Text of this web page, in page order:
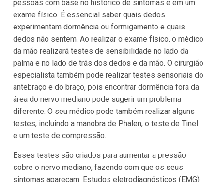
pessoas com base no histórico de sintomas e em um
exame físico. É essencial saber quais dedos
experimentam dormência ou formigamento e quais
dedos não sentem. Ao realizar o exame físico, o médico
da mão realizará testes de sensibilidade no lado da
palma e no lado de trás dos dedos e da mão. O cirurgião
especialista também pode realizar testes sensoriais do
antebraço e do braço, pois encontrar dormência fora da
área do nervo mediano pode sugerir um problema
diferente. O seu médico pode também realizar alguns
testes, incluindo a manobra de Phalen, o teste de Tinel
e um teste de compressão.
Esses testes são criados para aumentar a pressão
sobre o nervo mediano, fazendo com que os seus
sintomas apareçam. Estudos eletrodiagnósticos (EMG)